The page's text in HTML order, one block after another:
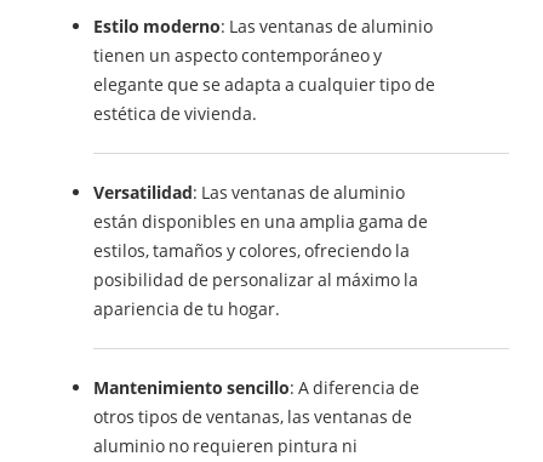
Estilo moderno: Las ventanas de aluminio
tienen un aspecto contemporáneo y
elegante que se adapta a cualquier tipo de
estética de vivienda.
Versatilidad: Las ventanas de aluminio
están disponibles en una amplia gama de
estilos, tamaños y colores, ofreciendo la
posibilidad de personalizar al máximo la
apariencia de tu hogar.
Mantenimiento sencillo: A diferencia de
otros tipos de ventanas, las ventanas de
aluminio no requieren pintura ni